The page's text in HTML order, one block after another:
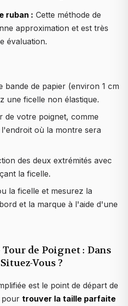
ruban : Cette méthode de
approximation et est très
évaluation.
bande de papier (environ 1 cm
une ficelle non élastique.
de votre poignet, comme
où la montre sera
des deux extrémités avec
la ficelle.
la ficelle et mesurez la
et la marque à l'aide d'une
de Poignet : Dans
Vous ?
est le point de départ de
pour trouver la taille parfaite